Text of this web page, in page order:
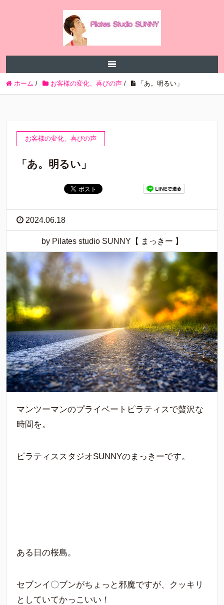
ホーム / お客様の変化、喜びの声 / 「あ。明るい」
お客様の変化、喜びの声
「あ。明るい」
2024.06.18
by Pilates studio SUNNY【 まっきー 】
マンツーマンのプライベートピラティスで贅沢な
時間を。
ピラティススタジオSUNNYのまっきーです。
ある日の桜島。
セブンイ〇ブンがちょっと邪魔ですが、クッキリ
としていてかっこいい！